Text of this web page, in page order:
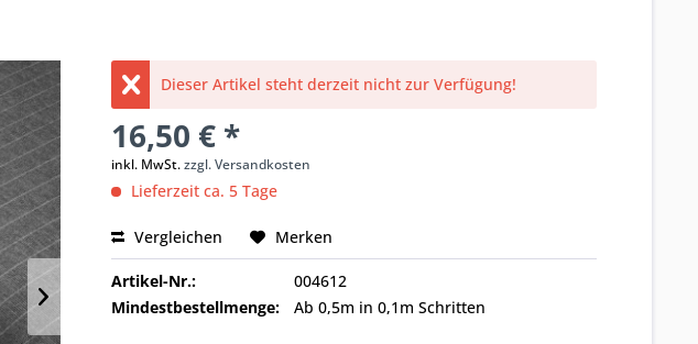
Dieser Artikel steht derzeit nicht zur Verfügung!
16,50 € *
inkl. MwSt.zzgl. Versandkosten
Lieferzeit ca. 5 Tage
Vergleichen Merken
Artikel-Nr.:
004612
Mindestbestellmenge:
Ab 0,5m in 0,1m Schritten